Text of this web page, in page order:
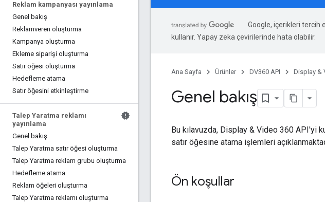
Reklam kampanyası yayınlama
Genel bakış
Reklamveren oluşturma
Kampanya oluşturma
Ekleme siparişi oluşturma
Satır öğesi oluşturma
Hedefleme atama
Satır öğesini etkinleştirme
Talep Yaratma reklamı
yayınlama
Genel bakış
Talep Yaratma satır öğesi oluşturma
Talep Yaratma reklam grubu oluşturma
Hedefleme atama
Reklam öğeleri oluşturma
Talep Yaratma reklamı oluşturma
Google, içerikleri tercih
kullanır. Yapay zeka çevirilerinde hata olabilir.
Ana Sayfa Ürünler DV360 API Display &
Genel bakış
Bu kılavuzda, Display & Video 360 API'yi
satır öğesine atama işlemleri
Ön koşullar